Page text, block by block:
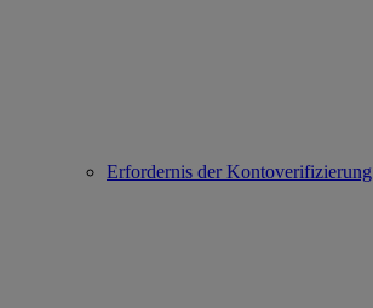
Erfordernis der Kontoverifizierung